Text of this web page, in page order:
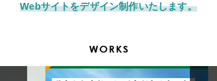
Webサイトをデザイン制作いたします。